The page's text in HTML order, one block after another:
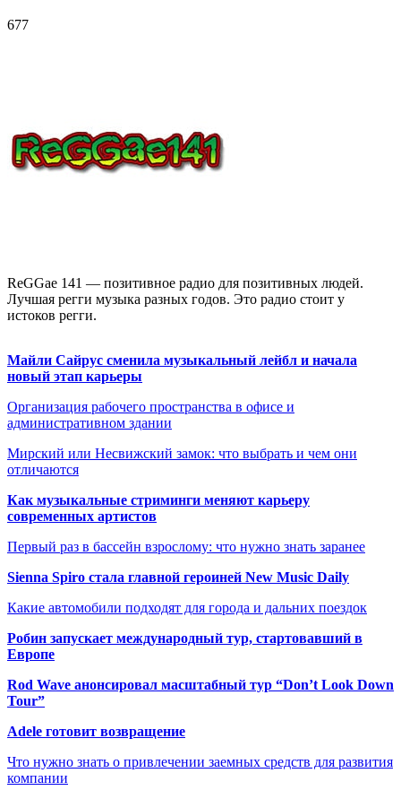
677
ReGGae 141 — позитивное радио для позитивных людей.
Лучшая регги музыка разных годов. Это радио стоит у
истоков регги.
Майли Сайрус сменила музыкальный лейбл и начала
новый этап карьеры
Организация рабочего пространства в офисе и
административном здании
Мирский или Несвижский замок: что выбрать и чем они
отличаются
Как музыкальные стриминги меняют карьеру
современных артистов
Первый раз в бассейн взрослому: что нужно знать заранее
Sienna Spiro стала главной героиней New Music Daily
Какие автомобили подходят для города и дальних поездок
Робин запускает международный тур, стартовавший в
Европе
Rod Wave анонсировал масштабный тур “Don’t Look Down
Tour”
Adele готовит возвращение
Что нужно знать о привлечении заемных средств для развития
компании